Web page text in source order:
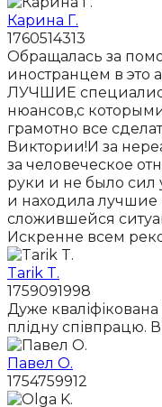
Карина Г.
1760514313
Обращалась за
иностранцем в это
ЛУЧШИЕ
нюансов,с
грамотно все
Виктории!И за
за человеческое
руки и не было сил
и находила
сложившейся
Искренне всем
Tarik T.
1759091998
Дуже кваліфікована
плідну співпрацю.
Павел О.
1754759912